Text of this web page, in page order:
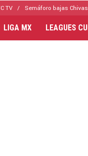
TV Semáforo bajas Chivas
LIGA MX LEAGUES